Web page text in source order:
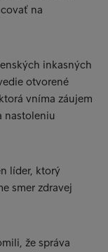
na
inkasných
otvorené
vníma záujem
nastoleniu
líder, ktorý
smer zdravej
že správa